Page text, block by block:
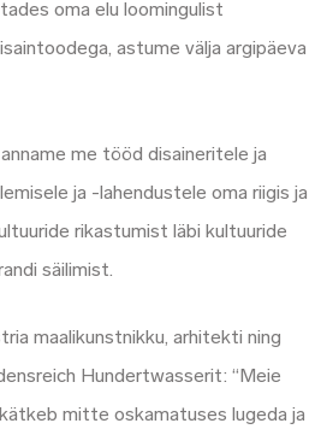
oma elu loomingulist
astume välja argipäeva
me tööd disaineritele ja
ja -lahendustele oma riigis ja
rikastumist läbi kultuuride
säilimist.
maalikunstnikku, arhitekti ning
Hundertwasserit: “Meie
mitte oskamatuses lugeda ja